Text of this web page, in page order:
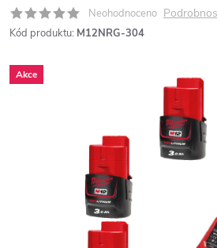
Neohodnoceno
Kód produktu: M12NRG-304
Akce